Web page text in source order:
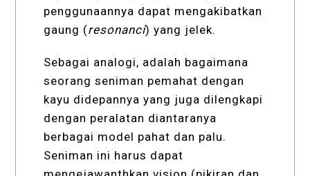
penggunaannya dapat mengakibatkan
gaung (resonanci) yang jelek.
Sebagai analogi, adalah bagaimana
seorang seniman pemahat dengan
kayu didepannya yang juga dilengkapi
dengan peralatan diantaranya
berbagai model pahat dan palu.
Seniman ini harus dapat